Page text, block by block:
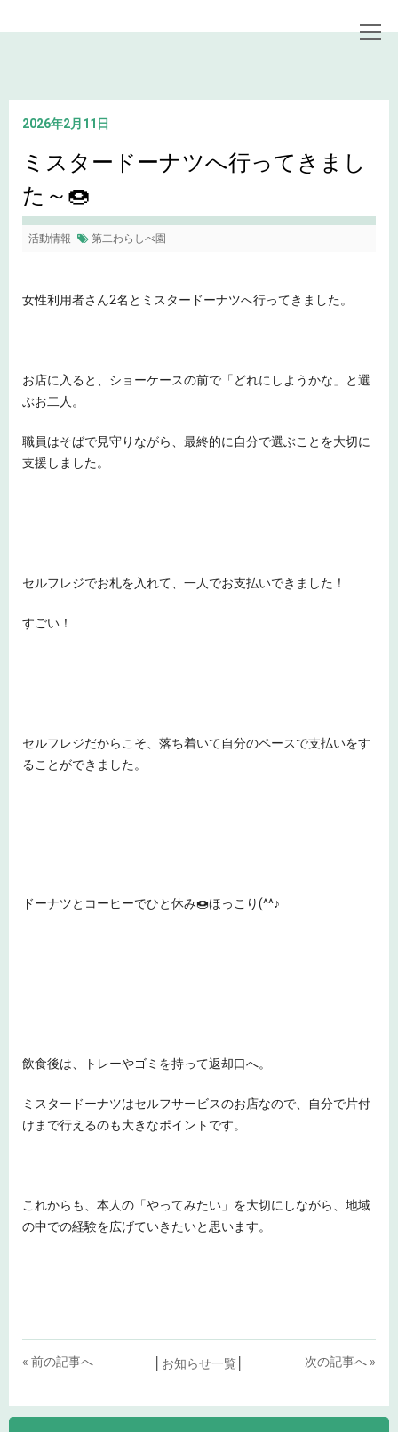
2026年2月11日
ミスタードーナツへ行ってきまし
た～🍩
活動情報 第二わらしべ園
女性利用者さん2名とミスタードーナツへ行ってきました。
お店に入ると、ショーケースの前で「どれにしようかな」と選
ぶお二人。
職員はそばで見守りながら、最終的に自分で選ぶことを大切に
支援しました。
セルフレジでお札を入れて、一人でお支払いできました！
すごい！
セルフレジだからこそ、落ち着いて自分のペースで支払いをす
ることができました。
ドーナツとコーヒーでひと休み🍩ほっこり(^^♪
飲食後は、トレーやゴミを持って返却口へ。
ミスタードーナツはセルフサービスのお店なので、自分で片付
けまで行えるのも大きなポイントです。
これからも、本人の「やってみたい」を大切にしながら、地域
の中での経験を広げていきたいと思います。
« 前の記事へ お知らせ一覧 次の記事へ »